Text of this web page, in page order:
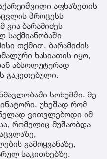
აფხაზეთის
პროცესს
გია ბარამიძეს
თქმით, ბარამიძის
ხასიათის იყო,
აბსოლუტურად
გაკეთებული.
სოხუმში. მე
უხეშად რომ
ვითვლებოდი იმ
რომელიც მუშაობდა
გამოყვანაზე,
საკითხებზე.